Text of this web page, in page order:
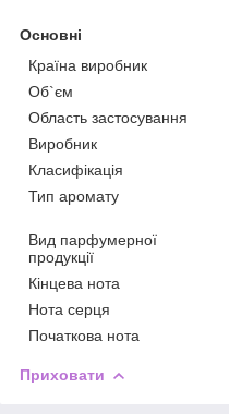
Основні
Країна виробник
Об`єм
Область застосування
Виробник
Класифікація
Тип аромату
Вид парфумерної
продукції
Кінцева нота
Нота серця
Початкова нота
Приховати